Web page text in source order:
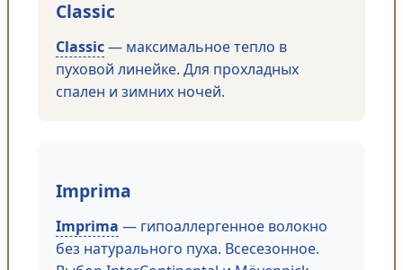
Classic
Classic— максимальное тепло в
пуховой линейке. Для прохладных
спален и зимних ночей.
Imprima
Imprima — гипоаллергенное волокно
без натурального пуха. Всесезонное.